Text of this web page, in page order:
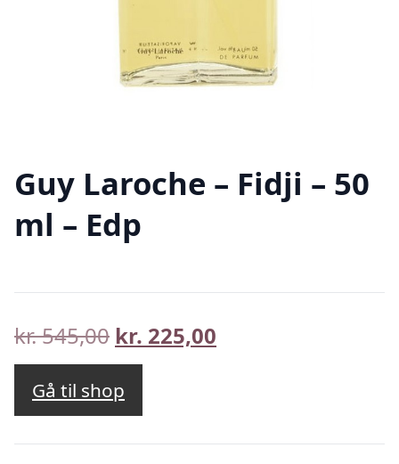
Guy Laroche – Fidji – 50
ml – Edp
kr.545,00 Den
oprindelige
pris
var:
kr. 545,00.
kr. 225,00
kr. 225,00.
Gå til shop